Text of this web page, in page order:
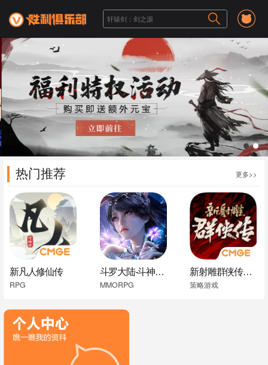
1 2
热门推荐 更多>>
新凡人修仙传
RPG
斗罗大陆-斗神再临
MMORPG
新射雕群侠传之铁血丹心
策略游戏